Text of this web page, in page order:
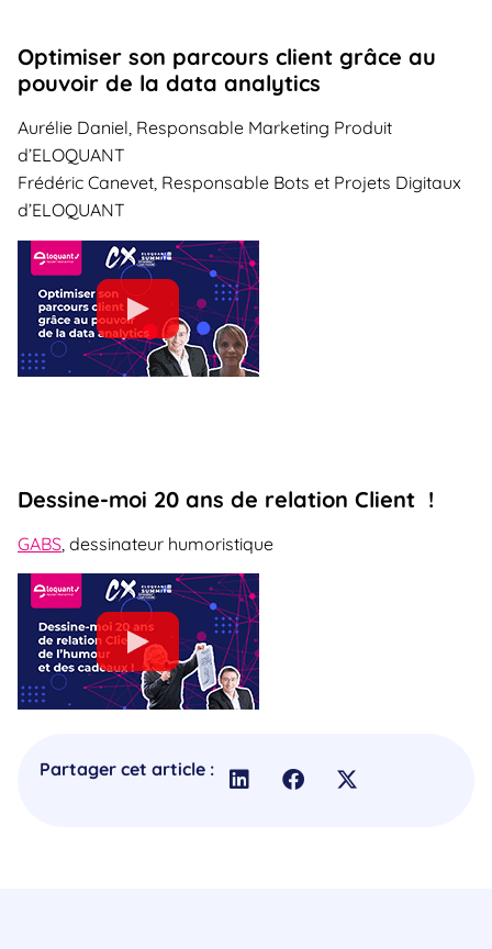
Optimiser son parcours client grâce au
pouvoir de la data analytics
Aurélie Daniel, Responsable Marketing Produit
d’ELOQUANT
Frédéric Canevet, Responsable Bots et Projets Digitaux
d’ELOQUANT
Dessine-moi 20 ans de relation Client !
GABS , dessinateur humoristique
Partager cet article :